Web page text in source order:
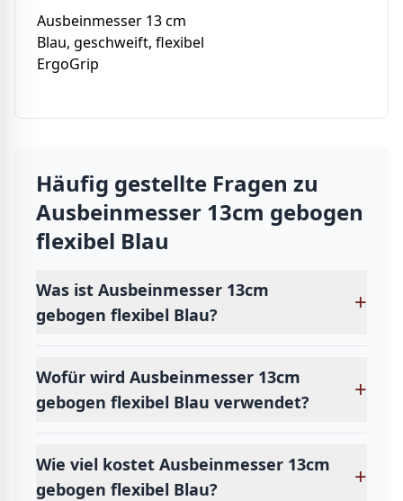
Ausbeinmesser 13 cm
Blau, geschweift, flexibel
ErgoGrip
Häufig gestellte Fragen zu
Ausbeinmesser 13cm gebogen
flexibel Blau
Was ist Ausbeinmesser 13cm
gebogen flexibel Blau?
+
Wofür wird Ausbeinmesser 13cm
gebogen flexibel Blau verwendet?
+
Wie viel kostet Ausbeinmesser 13cm
gebogen flexibel Blau?
+